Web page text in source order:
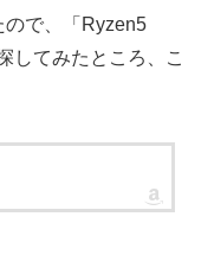
ので、「Ryzen5
してみたところ、こ